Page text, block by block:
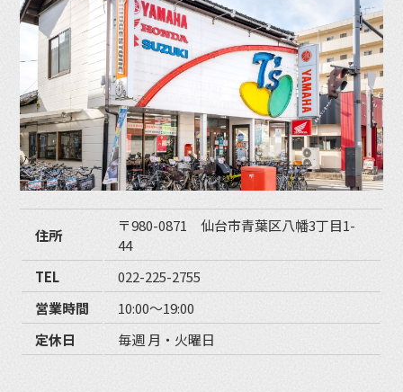
住所
〒980-0871 仙台市青葉区八幡3丁目1-
44
TEL
022-225-2755
営業時間
10:00〜19:00
定休日
毎週 月・火曜日